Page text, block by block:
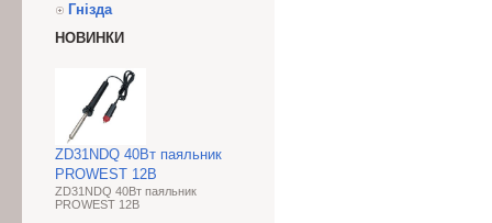
Гнізда
НОВИНКИ
ZD31NDQ 40Вт паяльник
PROWEST 12В
ZD31NDQ 40Вт паяльник
PROWEST 12В